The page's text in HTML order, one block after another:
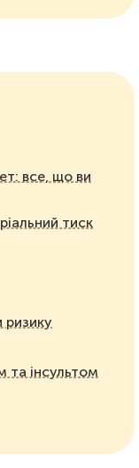
все, що ви
тиск
ризику
та інсультом